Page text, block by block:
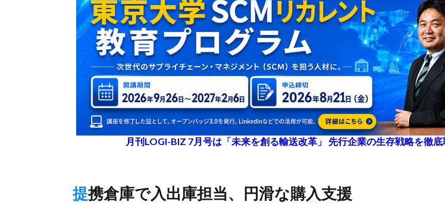
月刊LOGI-BIZ 7月号は「未来を創る輸送改革」 先行企業の生存戦略を徹底
提携倉庫で入出庫担当、円滑な購入支援